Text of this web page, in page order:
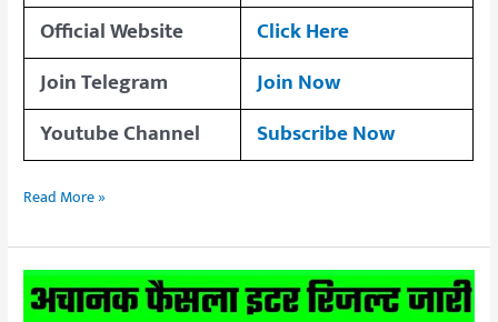
Official Website
Click Here
Join Telegram
Join Now
Youtube Channel
Subscribe Now
Read More »
Bihar
Board